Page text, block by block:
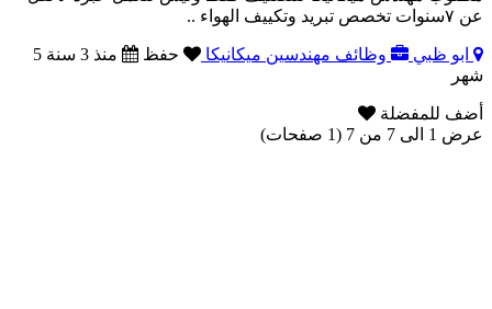
عن ٧سنوات تخصص تبريد وتكييف الهواء ..
ابو ظبي وظائف مهندسين ميكانيكا حفظ
منذ 3 سنة 5
شهر
أضف للمفضلة
عرض 1 الى 7 من 7 (1 صفحات)